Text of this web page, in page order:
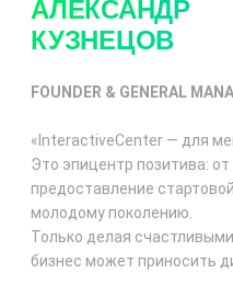
АЛЕКСАНДР
КУЗНЕЦОВ
FOUNDER & GENERAL
«InteractiveCenter — для
Это эпицентр позитива:
предоставление
молодому поколению.
Только делая
бизнес может приносить